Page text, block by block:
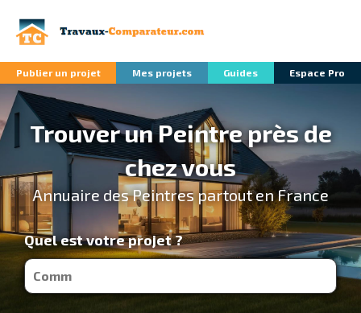
Publier un projet Mes projets Guides Espace Pro
Trouver un Peintre près de
chez vous
Annuaire des Peintres partout en France
Quel est votre projet ?